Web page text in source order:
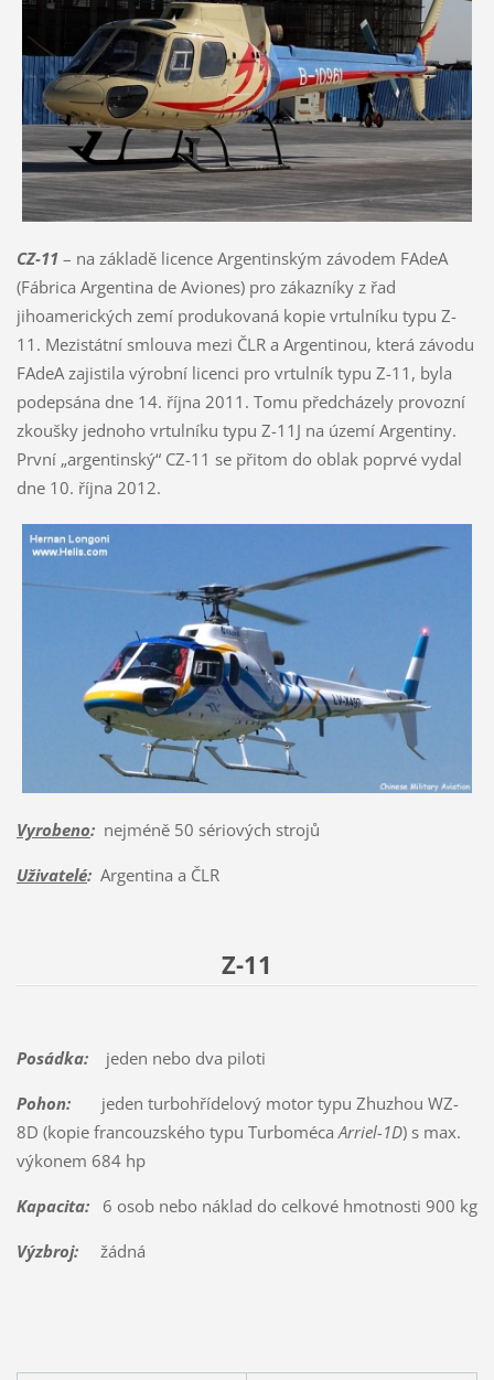
CZ-11– na základě licence Argentinským závodem FAdeA
(Fábrica Argentina de Aviones) pro zákazníky z řad
jihoamerických zemí produkovaná kopie vrtulníku typu Z-
11. Mezistátní smlouva mezi ČLR a Argentinou, která závodu
FAdeA zajistila výrobní licenci pro vrtulník typu Z-11, byla
podepsána dne 14. října 2011. Tomu předcházely provozní
zkoušky jednoho vrtulníku typu Z-11J na území Argentiny.
První „argentinský“ CZ-11 se přitom do oblak poprvé vydal
dne 10. října 2012.
Vyrobeno:nejméně 50 sériových strojů
Uživatelé:Argentina a ČLR
Z-11
Posádka:jeden nebo dva piloti
Pohon:jeden turbohřídelový motor typu Zhuzhou WZ-
8D (kopie francouzského typu TurbomécaArriel-1D) s max.
výkonem 684 hp
Kapacita:6 osob nebo náklad do celkové hmotnosti 900 kg
Výzbroj:žádná